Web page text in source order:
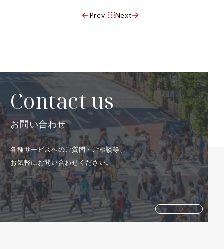
Prev Next
Contact us
お問い合わせ
各種サービスへのご質問・ご相談等、
お気軽にお問い合わせください。